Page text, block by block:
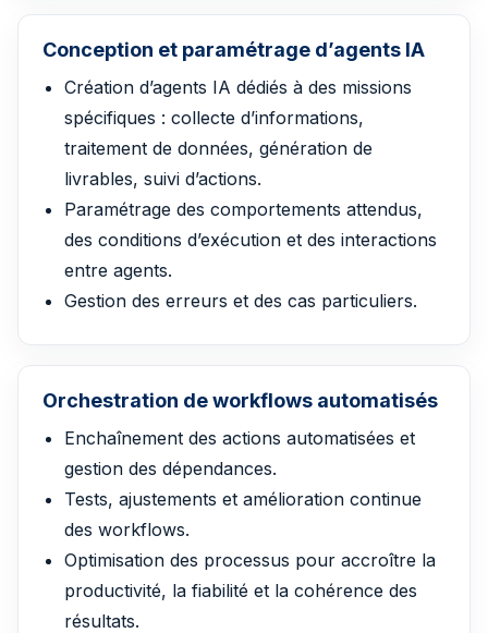
Conception et paramétrage d’agents IA
Création d’agents IA dédiés à des missions
spécifiques : collecte d’informations,
traitement de données, génération de
livrables, suivi d’actions.
Paramétrage des comportements attendus,
des conditions d’exécution et des interactions
entre agents.
Gestion des erreurs et des cas particuliers.
Orchestration de workflows automatisés
Enchaînement des actions automatisées et
gestion des dépendances.
Tests, ajustements et amélioration continue
des workflows.
Optimisation des processus pour accroître la
productivité, la fiabilité et la cohérence des
résultats.